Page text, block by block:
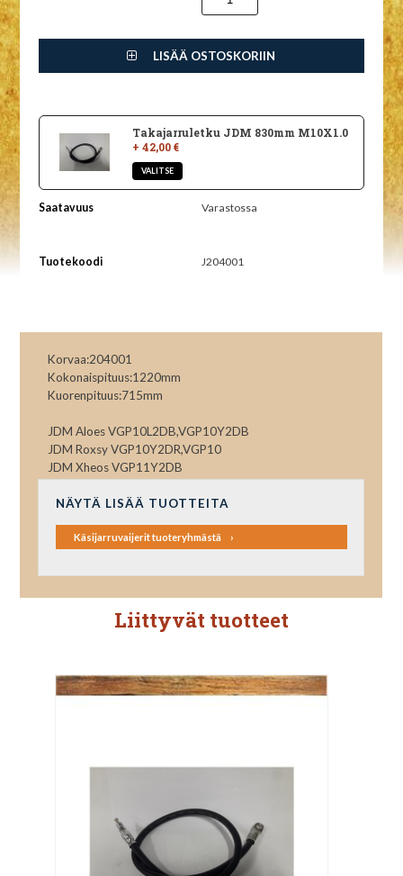
LISÄÄ OSTOSKORIIN
Takajarruletku JDM 830mm M10X1.0
+ 42,00 €
Saatavuus Varastossa
Tuotekoodi J204001
Korvaa:204001
Kokonaispituus:1220mm
Kuorenpituus:715mm
JDM Aloes VGP10L2DB,VGP10Y2DB
JDM Roxsy VGP10Y2DR,VGP10
JDM Xheos VGP11Y2DB
NÄYTÄ LISÄÄ TUOTTEITA
Käsijarruvaijerit tuoteryhmästä
Liittyvät tuotteet